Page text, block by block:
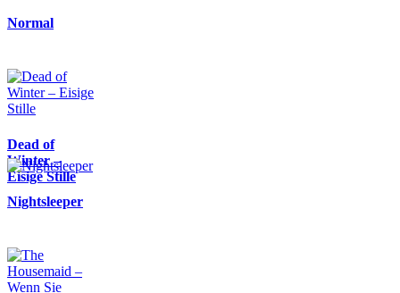
Normal
Dead of
Winter –
Eisige Stille
Nightsleeper